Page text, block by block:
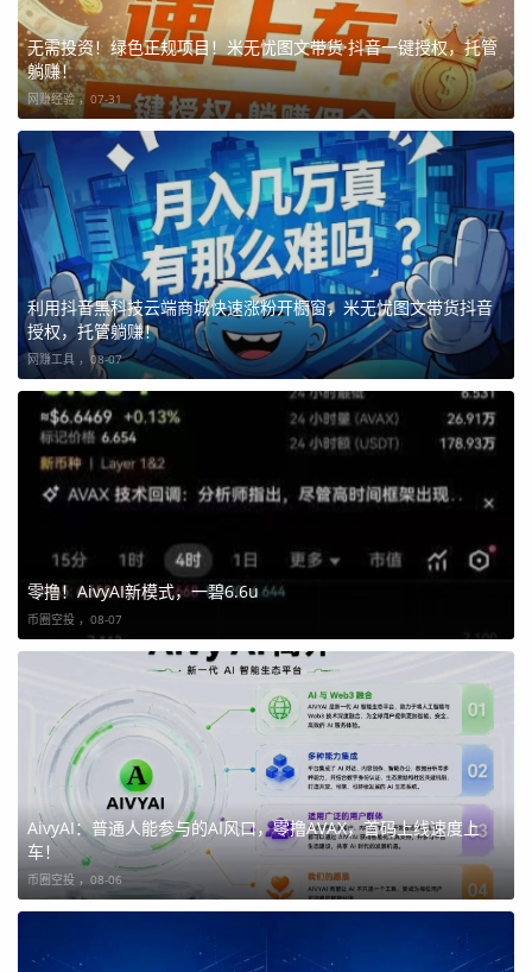
无需投资！绿色正规项目！米无忧图文带货·抖音一键授权，托管
躺赚！
网赚经验 ， 07-31
利用抖音黑科技云端商城快速涨粉开橱窗，米无忧图文带货抖音
授权，托管躺赚！
网赚工具 ，08-07
零撸！AivyAI新模式，一碧6.6u
币圈空投 ， 08-07
AivyAI：普通人能参与的AI风口，零撸AVAX，首码上线速度上
车！
币圈空投 ， 08-06